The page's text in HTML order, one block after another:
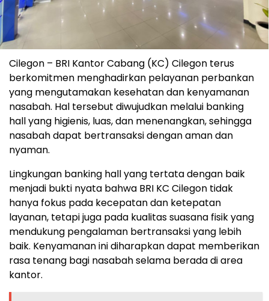
Cilegon – BRI Kantor Cabang (KC) Cilegon terus
berkomitmen menghadirkan pelayanan perbankan
yang mengutamakan kesehatan dan kenyamanan
nasabah. Hal tersebut diwujudkan melalui banking
hall yang higienis, luas, dan menenangkan, sehingga
nasabah dapat bertransaksi dengan aman dan
nyaman.
Lingkungan banking hall yang tertata dengan baik
menjadi bukti nyata bahwa BRI KC Cilegon tidak
hanya fokus pada kecepatan dan ketepatan
layanan, tetapi juga pada kualitas suasana fisik yang
mendukung pengalaman bertransaksi yang lebih
baik. Kenyamanan ini diharapkan dapat memberikan
rasa tenang bagi nasabah selama berada di area
kantor.